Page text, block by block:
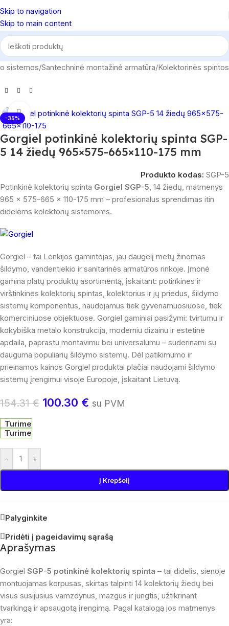
Skip to navigation
Skip to main content
sistemos/Santechninė montažinė armatūra/Kolektorinės spintos
-35%
Spustelėkite, norėdami padidinti
Gorgiel potinkinė kolektorių spinta SGP-
5 14 žiedų 965×575-665×110-175 mm
Produkto kodas: SGP-5
Potinkinė kolektorių spinta Gorgiel SGP-5 , 14 žiedų, matmenys
965 × 575-665 × 110-175 mm – profesionalus sprendimas itin
didelėms kolektorių sistemoms.
Gorgiel – tai Lenkijos gamintojas, jau daugelį metų žinomas
šildymo, vandentiekio ir sanitarinės armatūros rinkoje. Įmonė
gamina platų produktų asortimentą, įskaitant: potinkines ir
virštinkines kolektorių spintas, kolektorius ir jų priedus, šildymo
sistemų komponentus, naudojamus tiek gyvenamuosiuose, tiek
komerciniuose objektuose. Gorgiel gaminiai pasižymi: tvirtumu ir
kokybiška metalo konstrukcija, moderniu dizainu ir estetine
apdaila, paprastu montavimu bei universalumu – suderinami su
dauguma populiarių šildymo sistemų. Dėl patikimumo ir
prieinamos kainos Gorgiel produktai plačiai naudojami šildymo
sistemų įrengimui visoje Europoje, įskaitant Lietuvą.
154.31€ 100.30 € su PVM
Turime
Turime
- +
Į Krepšelį
Palyginkite
Pridėti į pageidavimų sąrašą
Aprašymas
Gorgiel SGP-5 potinkinė kolektorių spinta – tai didelis, sienoje
montuojamas korpusas, skirtas talpinti 14 kolektorių žiedų bei
visus susijusius vamzdynus, mazgus ir jungtis, užtikrinant
tvarkingą ir apsaugotą įrengimą. Pagal katalogą jos matmenys
yra: